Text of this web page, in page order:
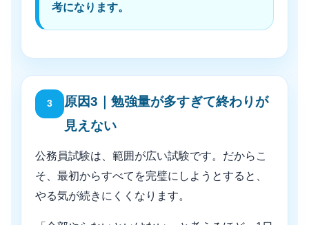
考になります。
3
原因3｜勉強量が多すぎて終わりが
見えない
公務員試験は、範囲が広い試験です。だからこ
そ、最初からすべてを完璧にしようとすると、
やる気が続きにくくなります。